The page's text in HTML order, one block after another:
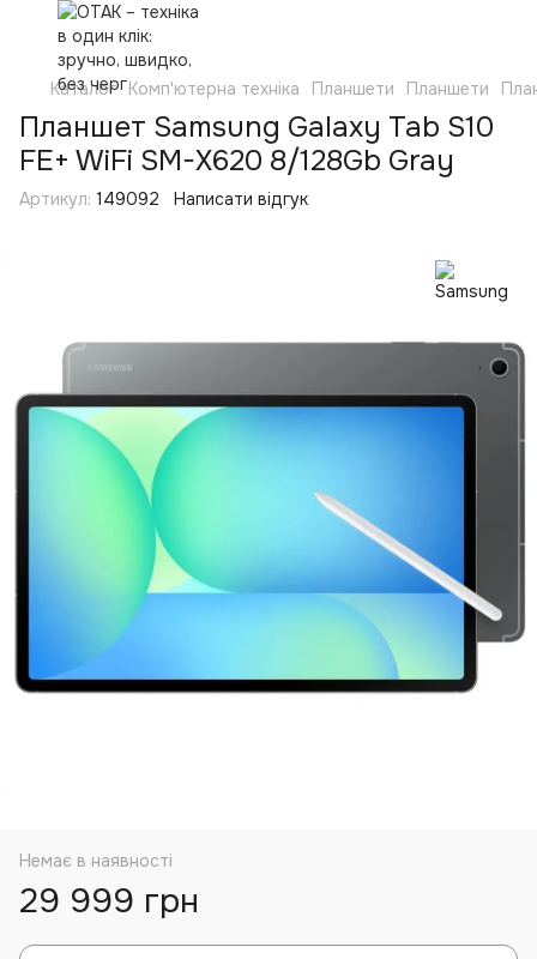
Каталог Комп'ютерна техніка Планшети Планшети
Планшет Samsung Galaxy Tab S10
FE+ WiFi SM-X620 8/128Gb Gray
Артикул: 149092 Написати відгук
Немає в наявності
29 999 грн